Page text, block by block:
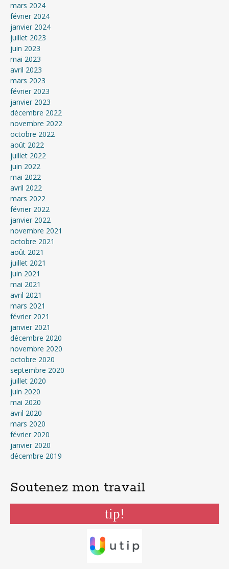
mars 2024
février 2024
janvier 2024
juillet 2023
juin 2023
mai 2023
avril 2023
mars 2023
février 2023
janvier 2023
décembre 2022
novembre 2022
octobre 2022
août 2022
juillet 2022
juin 2022
mai 2022
avril 2022
mars 2022
février 2022
janvier 2022
novembre 2021
octobre 2021
août 2021
juillet 2021
juin 2021
mai 2021
avril 2021
mars 2021
février 2021
janvier 2021
décembre 2020
novembre 2020
octobre 2020
septembre 2020
juillet 2020
juin 2020
mai 2020
avril 2020
mars 2020
février 2020
janvier 2020
décembre 2019
Soutenez mon travail
tip!